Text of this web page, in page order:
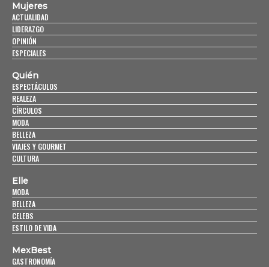
Mujeres
ACTUALIDAD
LIDERAZGO
OPINIÓN
ESPECIALES
Quién
ESPECTÁCULOS
REALEZA
CÍRCULOS
MODA
BELLEZA
VIAJES Y GOURMET
CULTURA
Elle
MODA
BELLEZA
CELEBS
ESTILO DE VIDA
MexBest
GASTRONOMÍA